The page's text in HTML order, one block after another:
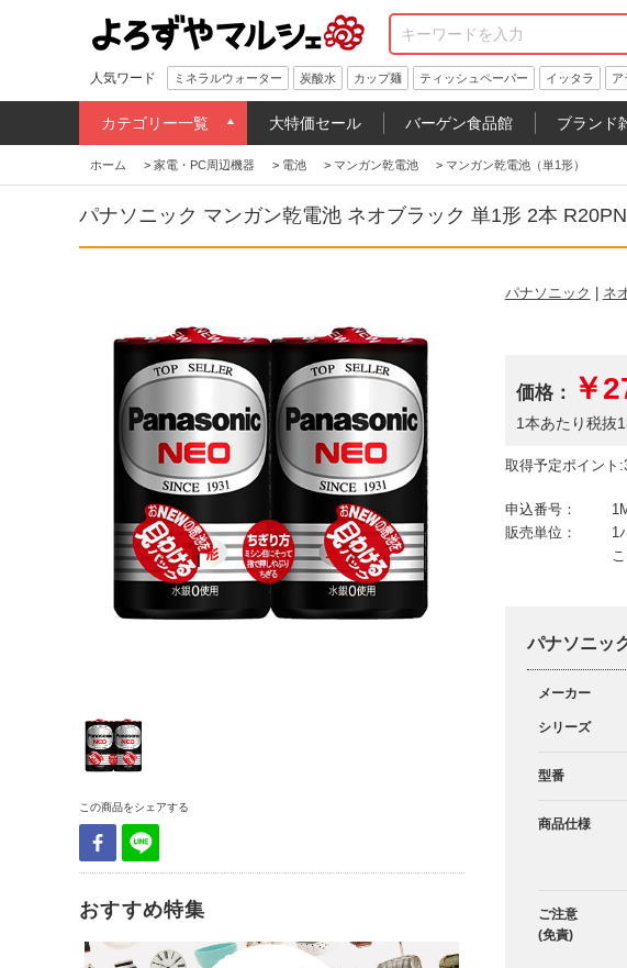
人気ワード ミネラルウォーター 炭酸水 カップ麺 ティッシュペーパー イッタラ ア
カテゴリー一覧 大特価セール バーゲン食品館 ブランド
ホーム > 家電・PC周辺機器 > 電池 > マンガン乾電池 > マンガン乾電池（単1形）
パナソニック マンガン乾電池 ネオブラック 単1形 2本
この商品をシェアする
おすすめ特集
パナソニック ネ
価格： ￥
1本あたり税抜
取得予定ポイント
申込番号：
販売単位：
1
パナソニッ
メーカー
シリーズ
型番
商品仕様
ご注意
(免責)